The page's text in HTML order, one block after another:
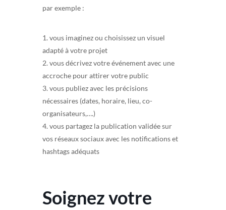
par exemple :
1. vous imaginez ou choisissez un visuel
adapté à votre projet
2. vous décrivez votre événement avec une
accroche pour attirer votre public
3. vous publiez avec les précisions
nécessaires (dates, horaire, lieu, co-
organisateurs,….)
4. vous partagez la publication validée sur
vos réseaux sociaux avec les notifications et
hashtags adéquats
Soignez votre